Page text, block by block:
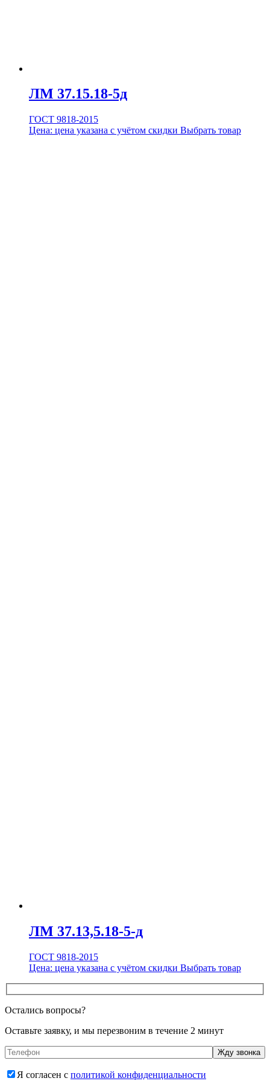
ЛМ 37.15.18-5д
ГОСТ 9818-2015
Цена: цена указана с учётом скидки Выбрать товар
ЛМ 37.13,5.18-5-д
ГОСТ 9818-2015
Цена: цена указана с учётом скидки Выбрать товар
Остались вопросы?
Оставьте заявку, и мы перезвоним в течение 2 минут
Я согласен с политикой конфиденциальности